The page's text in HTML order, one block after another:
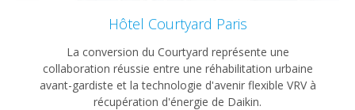
Hôtel Courtyard Paris
La conversion du Courtyard représente une
collaboration réussie entre une réhabilitation urbaine
avant-gardiste et la technologie d'avenir flexible VRV à
récupération d'énergie de Daikin.